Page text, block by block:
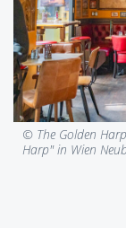
© The Golden
Harp" in Wien